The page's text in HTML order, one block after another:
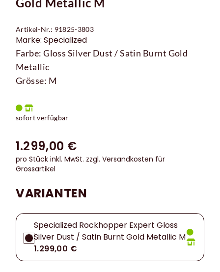
Gold Metallic M
Artikel-Nr.: 91825-3803
Marke: Specialized
Farbe: Gloss Silver Dust / Satin Burnt Gold
Metallic
Grösse: M
sofort verfügbar
1.299,00 €
pro Stück inkl. MwSt. zzgl. Versandkosten für
Grossartikel
VARIANTEN
Specialized Rockhopper Expert Gloss
Silver Dust / Satin Burnt Gold Metallic M
1.299,00 €